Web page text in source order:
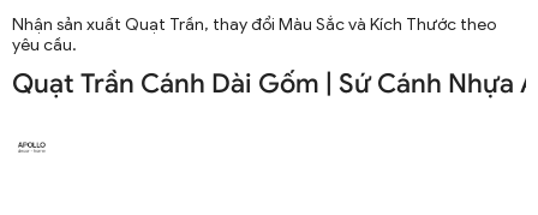
Nhận sản xuất Quạt Trần, thay đổi Màu Sắc và Kích Thước theo
yêu cầu.
Quạt Trần Cánh Dài Gốm | Sứ Cánh Nhựa